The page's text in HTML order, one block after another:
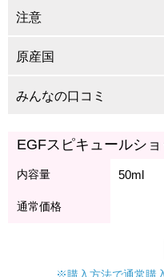
注意
原産国
みんなの口コミ
EGFスピキュールシ
内容量 50ml
通常価格